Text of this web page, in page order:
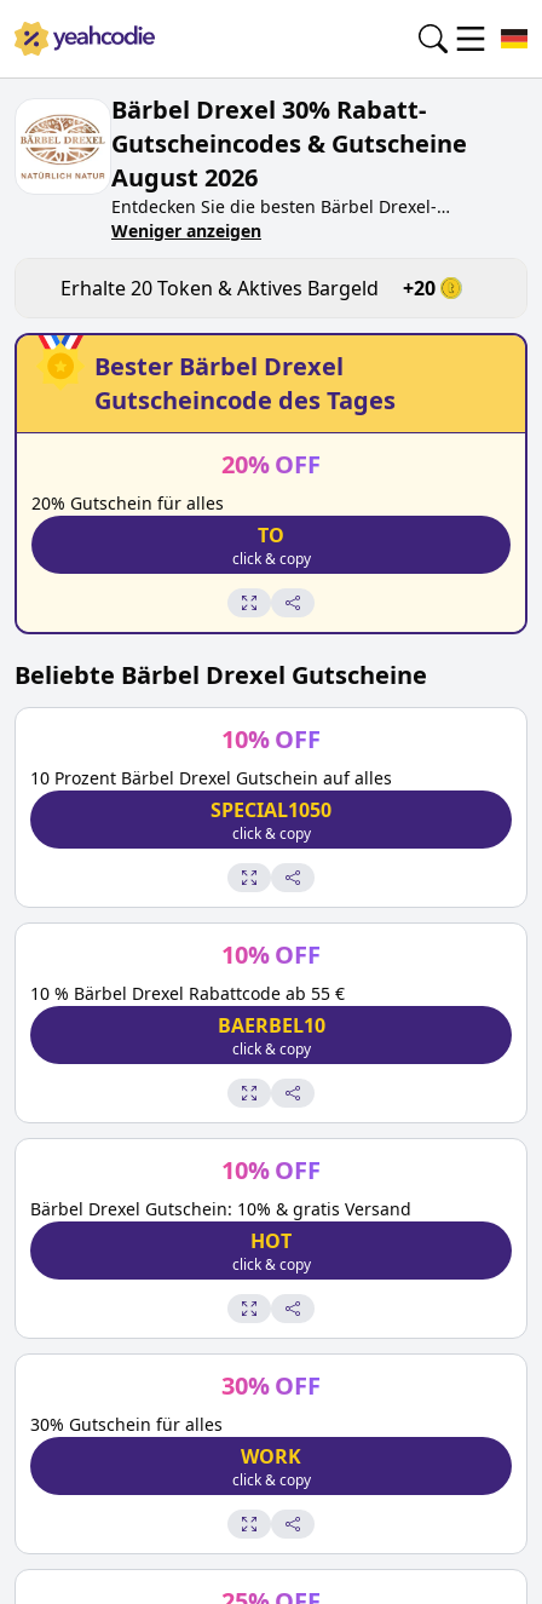
Bärbel Drexel 30% Rabatt-
Gutscheincodes & Gutscheine
August 2026
Entdecken Sie die besten Bärbel Drexel-
Gutscheincodes von heute für
verdienen Sie Token beibaerbel-drexel.de, indem
Sie den Code testen. Erhalten Sie Belohnungen,
wenn SieBärbel Drexel-Gutscheincodes einreichen
und anderen Käufern beim Sparen helfen.
Weniger anzeigen
Erhalte20Token & Aktives Bargeld +20
Bester Bärbel Drexel
Gutscheincode des Tages
20%OFF
20% Gutschein für alles
TO
click & copy
Beliebte Bärbel Drexel Gutscheine
10%OFF
10 Prozent Bärbel Drexel Gutschein auf alles
SPECIAL1050
click & copy
10%OFF
10 % Bärbel Drexel Rabattcode ab 55 €
BAERBEL10
click & copy
10%OFF
Bärbel Drexel Gutschein: 10% & gratis Versand
HOT
click & copy
30%OFF
30% Gutschein für alles
WORK
click & copy